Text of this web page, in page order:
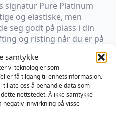
samtykke
vi teknologier som
få tilgang til enhetsinformasjon.
tillate oss å behandle data som
nettstedet. Å ikke samtykke
negativ innvirkning på visse
signatur Pure Platinum
og elastiske, men
seg godt på plass i din
og risting når du er på
pluggen er designet
seg tett opp i pup-pucken
scenen for å prøve å få
på (ikke et vakkert